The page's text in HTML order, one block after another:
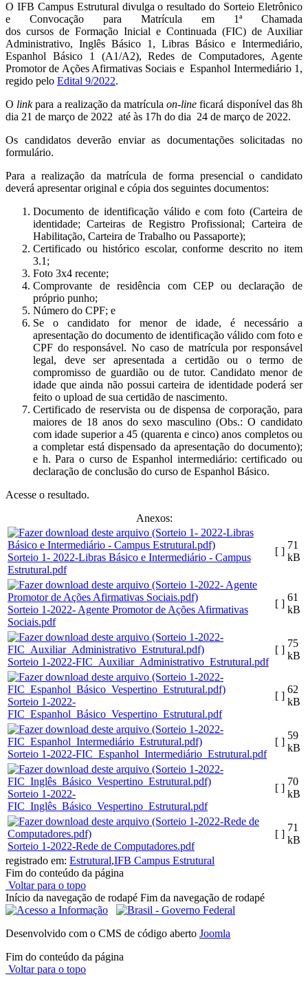
O IFB Campus Estrutural divulga o resultado do Sorteio Eletrônico
e Convocação para Matrícula em 1ª Chamada
dos cursos de Formação Inicial e Continuada (FIC) de Auxiliar
Administrativo, Inglês Básico 1, Libras Básico e Intermediário,
Espanhol Básico 1 (A1/A2), Redes de Computadores, Agente
Promotor de Ações Afirmativas Sociais e Espanhol Intermediário 1,
regido pelo Edital 9/2022.
O linkpara a realização da matrículaon-line ficará disponível das 8h
dia 21 de março de 2022 até às 17h do dia 24 de março de 2022.
Os candidatos deverão enviar as documentações solicitadas no
formulário.
Para a realização da matrícula de forma presencial o candidato
deverá apresentar original e cópia dos seguintes documentos:
Documento de identificação válido e com foto (Carteira de
identidade; Carteiras de Registro Profissional; Carteira de
Habilitação, Carteira de Trabalho ou Passaporte);
Certificado ou histórico escolar, conforme descrito no item
3.1;
Foto 3x4 recente;
Comprovante de residência com CEP ou declaração de
próprio punho;
Número do CPF; e
Se o candidato for menor de idade, é necessário a
apresentação do documento de identificação válido com foto e
CPF do responsável. No caso de matrícula por responsável
legal, deve ser apresentada a certidão ou o termo de
compromisso de guardião ou de tutor. Candidato menor de
idade que ainda não possui carteira de identidade poderá ser
feito o upload de sua certidão de nascimento.
Certificado de reservista ou de dispensa de corporação, para
maiores de 18 anos do sexo masculino (Obs.: O candidato
com idade superior a 45 (quarenta e cinco) anos completos ou
a completar está dispensado da apresentação do documento);
e h. Para o curso de Espanhol intermediário: certificado ou
declaração de conclusão do curso de Espanhol Básico.
Acesse o resultado.
Anexos:
Sorteio 1- 2022-Libras Básico e Intermediário - Campus
Estrutural.pdf
[ ]
71
kB
Sorteio 1-2022- Agente Promotor de Ações Afirmativas
Sociais.pdf
[ ]
61
kB
Sorteio 1-2022-FIC_Auxiliar_Administrativo_Estrutural.pdf
[ ]
75
kB
Sorteio 1-2022-
FIC_Espanhol_Básico_Vespertino_Estrutural.pdf
[ ]
62
kB
Sorteio 1-2022-FIC_Espanhol_Intermediário_Estrutural.pdf
[ ]
59
kB
Sorteio 1-2022-
FIC_Inglês_Básico_Vespertino_Estrutural.pdf
[ ]
70
kB
Sorteio 1-2022-Rede de Computadores.pdf
[ ]
71
kB
registrado em: Estrutural,IFB Campus Estrutural
Fim do conteúdo da página
Voltar para o topo
Início da navegação de rodapé Fim da navegação de rodapé
Desenvolvido com o CMS de código aberto Joomla
Fim do conteúdo da página
Voltar para o topo